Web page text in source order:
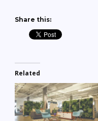
Share this:
Related